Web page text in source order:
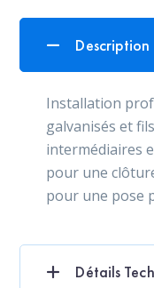
Description
Installation
galvanisés et
intermédiaires
pour une
pour une pose
Détails